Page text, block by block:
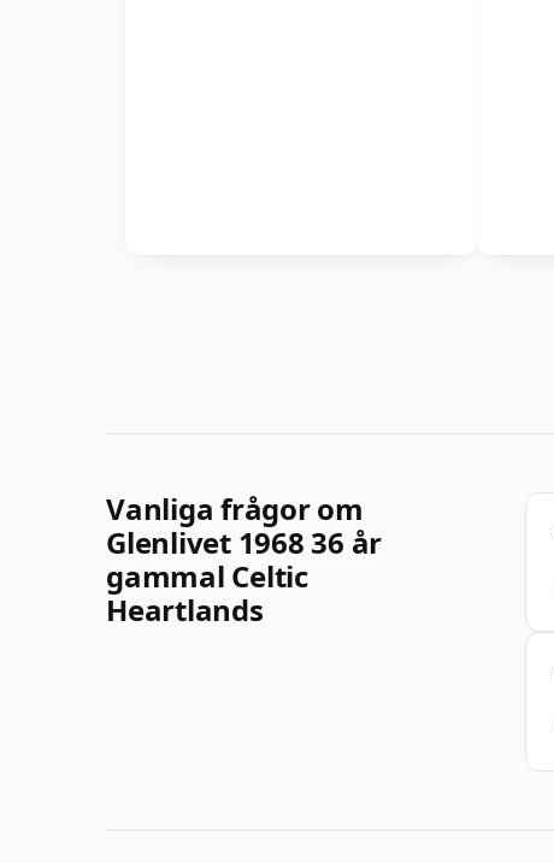
Vanliga frågor om
Glenlivet 1968 36 år
gammal Celtic
Heartlands